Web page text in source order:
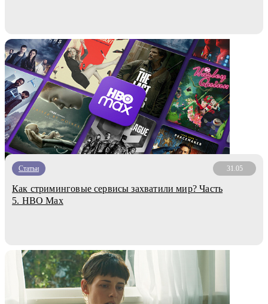
Статьи 31.05
Как стриминговые сервисы захватили мир? Часть
5. HBO Max